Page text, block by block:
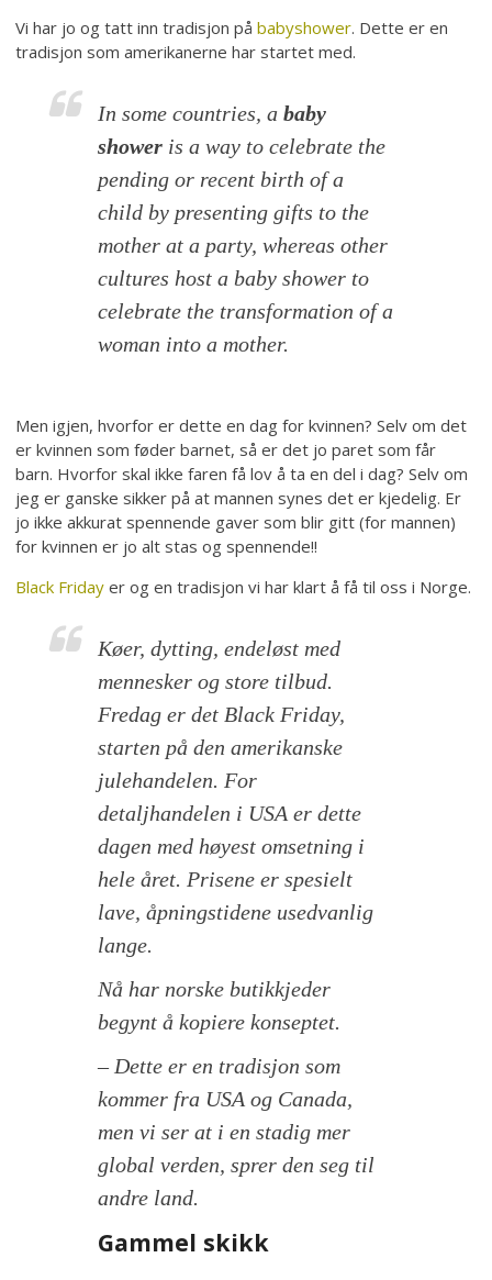
Vi har jo og tatt inn tradisjon påbabyshower. Dette er en
tradisjon som amerikanerne har startet med.
In some countries, ababy
shower is a way to celebrate the
pending or recent birth of a
child by presenting gifts to the
mother at a party, whereas other
cultures host a baby shower to
celebrate the transformation of a
woman into a mother.
Men igjen, hvorfor er dette en dag for kvinnen? Selv om det
er kvinnen som føder barnet, så er det jo paret som får
barn. Hvorfor skal ikke faren få lov å ta en del i dag? Selv om
jeg er ganske sikker på at mannen synes det er kjedelig. Er
jo ikke akkurat spennende gaver som blir gitt (for mannen)
for kvinnen er jo alt stas og spennende!!
Black Friday er og en tradisjon vi har klart å få til oss i Norge.
Køer, dytting, endeløst med
mennesker og store tilbud.
Fredag er det Black Friday,
starten på den amerikanske
julehandelen. For
detaljhandelen i USA er dette
dagen med høyest omsetning i
hele året. Prisene er spesielt
lave, åpningstidene usedvanlig
lange.
Nå har norske butikkjeder
begynt å kopiere konseptet.
– Dette er en tradisjon som
kommer fra USA og Canada,
men vi ser at i en stadig mer
global verden, sprer den seg til
andre land.
Gammel skikk